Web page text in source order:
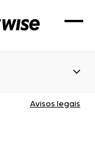
Avisos legais